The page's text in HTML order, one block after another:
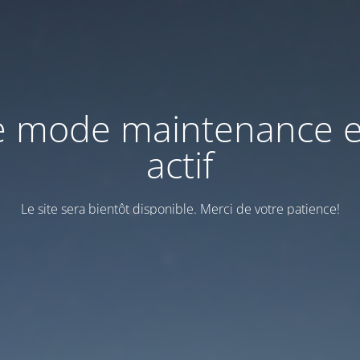
mode maintenance
actif
Le site sera bientôt disponible. Merci de votre patience!